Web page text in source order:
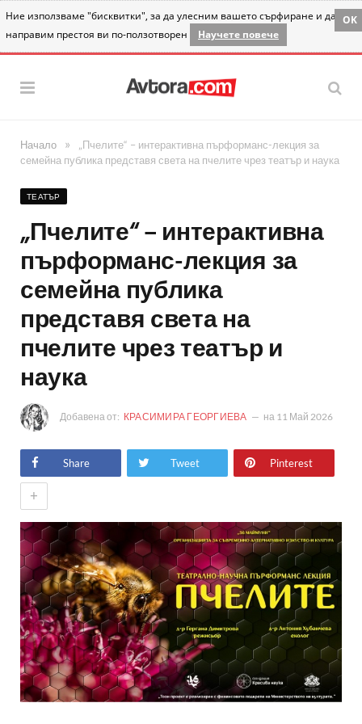
Ние използваме "бисквитки", за да улесним вашето сърфиране и да
направим престоя ви по-ползотворен
Научете повече
OK
Начало »
„Пчелите“ – интерактивна пърформанс-лекция за
семейна публика представя света на пчелите чрез театър и наука
ТЕАТЪР
„Пчелите“ – интерактивна
пърформанс-лекция за
семейна публика
представя света на
пчелите чрез театър и
наука
Добавена от: КРАСИМИРА ГЕОРГИЕВА на 11 Май 2026
Share Tweet Pinterest
+